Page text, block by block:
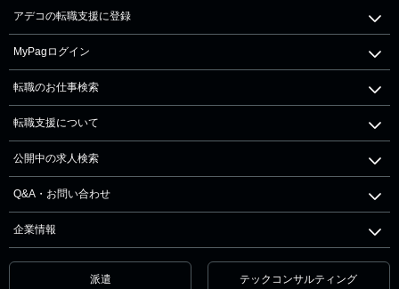
アデコの転職支援に登録
MyPagログイン
転職のお仕事検索
転職支援について
公開中の求人検索
Q&A・お問い合わせ
企業情報
派遣 テックコンサルティング